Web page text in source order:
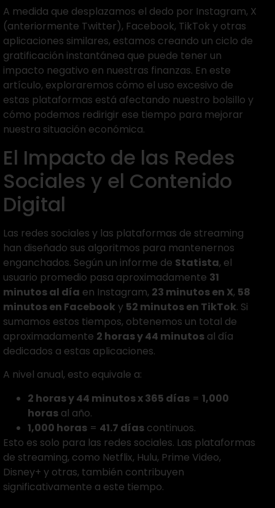
A medida que desplazamos el dedo por Instagram, X
(anteriormente Twitter), Facebook, TikTok y otras
aplicaciones similares, estamos creando un ciclo de
gratificación instantánea que puede tener un
impacto negativo en nuestras finanzas. En este
artículo, exploraremos cómo el uso excesivo de
estas plataformas está afectando nuestro bolsillo y
cómo podemos redirigir ese tiempo para mejorar
nuestra situación económica.
El Impacto de las Redes
Sociales y el Contenido
Digital
Las redes sociales y las plataformas de streaming
han diseñado sus algoritmos para mantenernos
enganchados. Según un informe de Statista, el
usuario promedio pasa aproximadamente 31
minutos al día en Instagram, 23 minutos en X, 58
minutos en Facebooky 52 minutos en TikTok. Si
sumamos estos tiempos, obtenemos un total de
aproximadamente 2 horas y 44 minutos al día
dedicados a estas aplicaciones.
A nivel anual, esto equivale a:
2 horas y 44 minutos x 365 días = 1,000
horas al año.
1,000 horas = 41.7 días continuos.
Esto es solo para las redes sociales. Las plataformas
de streaming, como Netflix, Hulu, Prime Video,
Disney+ y otras, también contribuyen
significativamente a este tiempo.